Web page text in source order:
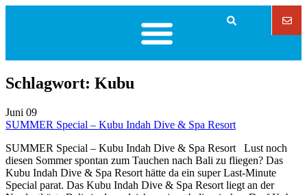
Schlagwort: Kubu
Juni 09
SUMMER Special – Kubu Indah Dive & Spa Resort
SUMMER Special – Kubu Indah Dive & Spa Resort Lust noch
diesen Sommer spontan zum Tauchen nach Bali zu fliegen? Das
Kubu Indah Dive & Spa Resort hätte da ein super Last-Minute
Special parat. Das Kubu Indah Dive & Spa Resort liegt an der